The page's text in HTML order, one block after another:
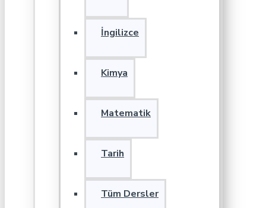
İngilizce
Kimya
Matematik
Tarih
Tüm Dersler